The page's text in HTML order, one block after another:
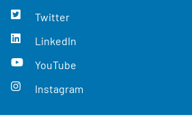
Twitter
LinkedIn
YouTube
Instagram